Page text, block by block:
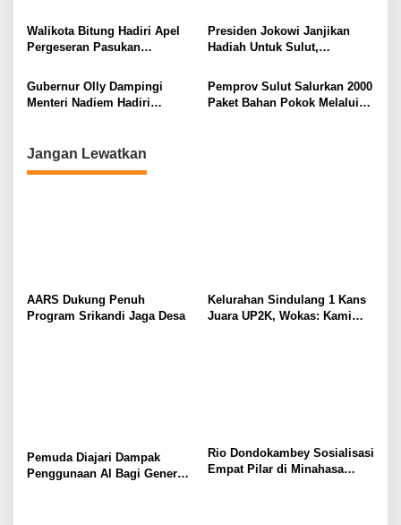
Walikota Bitung Hadiri Apel
Pergeseran Pasukan
2024
Presiden Jokowi Janjikan
Hadiah Untuk Sulut,
Diundang Rapat
Gubernur Olly Dampingi
Menteri Nadiem Hadiri
Tondano
Pemprov Sulut Salurkan 2000
Paket Bahan Pokok Melalui
Jangan Lewatkan
AARS Dukung Penuh
Program Srikandi Jaga Desa
Kelurahan Sindulang 1 Kans
Juara UP2K, Wokas: Kami
Pemuda Diajari Dampak
Penggunaan Al Bagi Generasi
Rio Dondokambey Sosialisasi
Empat Pilar di Minahasa